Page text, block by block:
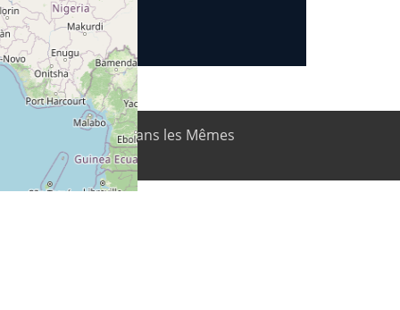
Partage dans les Mêmes